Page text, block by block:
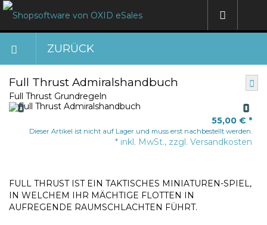
ZURÜCK
Full Thrust Admiralshandbuch
Full Thrust Grundregeln
55,00 € *
Dieser Artikel ist nicht auf Lager und muss erst nachbestellt werden.
* inkl. MwSt., zzgl. Versandkosten
FULL THRUST IST EIN TAKTISCHES MINIATUREN-SPIEL,
IN WELCHEM IHR MÄCHTIGE FLOTTEN IN
AUFREGENDE RAUMSCHLACHTEN FÜHRT.